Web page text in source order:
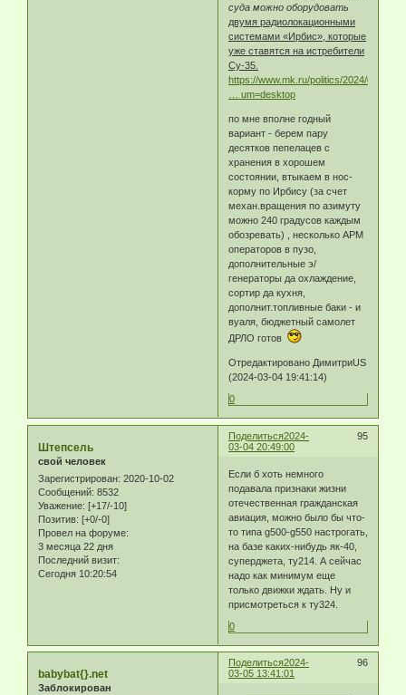
суда можно оборудовать
двумя радиолокационными
системами «Ирбис», которые
уже ставятся на истребители
Су-35.
https://www.mk.ru/politics/2024/03/04/v
… um=desktop
по мне вполне годный
вариант - берем пару
десятков пепелацев с
хранения в хорошем
состоянии, втыкаем в нос-
корму по Ирбису (за счет
механ.вращения по азимуту
можно 240 градусов каждым
обозревать) , несколько АРМ
операторов в пузо,
дополнительные э/
генераторы да охлаждение,
сортир да кухня,
дополнит.топливные баки - и
вуаля, бюджетный самолет
ДРЛО готов
Отредактировано ДимитриUS
(2024-03-04 19:41:14)
0
Поделиться 95
2024-
03-04 20:49:00
Штепсель
свой человек
Зарегистрирован: 2020-10-02
Сообщений: 8532
Уважение: [+17/-10]
Позитив: [+0/-0]
Провел на форуме:
3 месяца 22 дня
Последний визит:
Сегодня 10:20:54
Если б хоть немного
подавала признаки жизни
отечественная гражданская
авиация, можно было бы что-
то типа g500-g550 настрогать,
на базе каких-нибудь як-40,
суперджета, ту214. А сейчас
надо как минимум еще
только движки ждать. Ну и
присмотреться к ту324.
0
Поделиться 96
2024-
03-05 13:41:01
babybat{}.net
Заблокирован